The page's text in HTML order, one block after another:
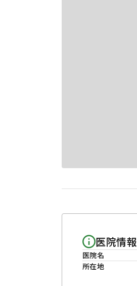
医院情報
医院名
所在地